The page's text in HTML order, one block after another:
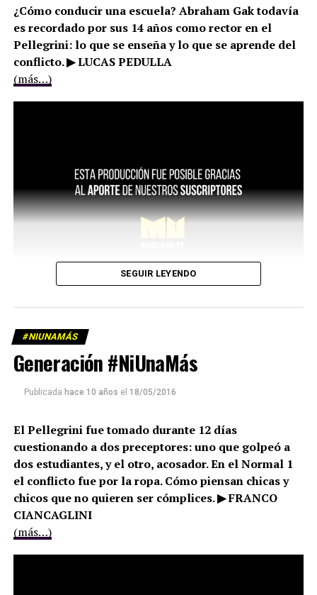
¿Cómo conducir una escuela? Abraham Gak todavía
es recordado por sus 14 años como rector en el
Pellegrini: lo que se enseña y lo que se aprende del
conflicto. ▶ LUCAS PEDULLA
(más…)
SEGUIR LEYENDO
#NIUNAMÁS
Generación #NiUnaMás
Publicada hace 10 años el 18/05/2016
El Pellegrini fue tomado durante 12 días
cuestionando a dos preceptores: uno que golpeó a
dos estudiantes, y el otro, acosador. En el Normal 1
el conflicto fue por la ropa. Cómo piensan chicas y
chicos que no quieren ser cómplices. ▶ FRANCO
CIANCAGLINI
(más…)